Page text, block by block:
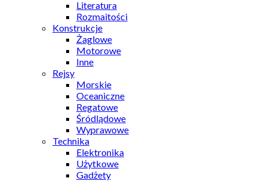
Literatura
Rozmaitości
Konstrukcje
Żaglowe
Motorowe
Inne
Rejsy
Morskie
Oceaniczne
Regatowe
Śródlądowe
Wyprawowe
Technika
Elektronika
Użytkowe
Gadżety